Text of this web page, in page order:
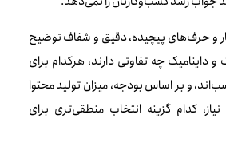
و حرف‌های پیچیده، دقیق و شفاف توضیح
داینامیک چه تفاوتی دارند، هرکدام برای
و بر اساس بودجه، میزان تولید محتوا
کدام گزینه انتخاب منطقی‌تری برای